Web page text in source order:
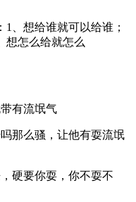
、想给谁就可以给谁；
想怎么给就怎么
有流氓气
那么骚，让他有耍流氓
硬要你耍，你不耍不